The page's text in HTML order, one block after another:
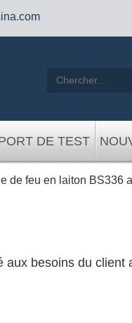
DE TEST
de feu en laiton BS336
besoins du client